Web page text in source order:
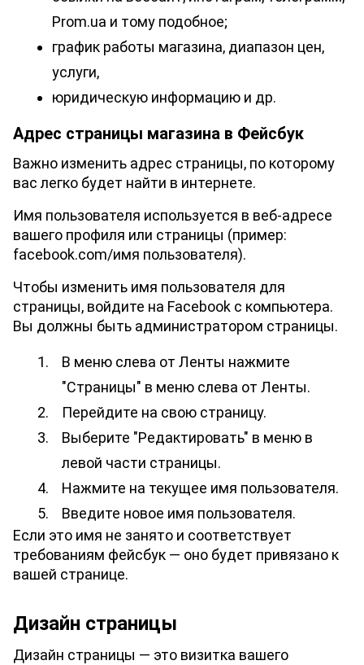
Prom.ua и тому подобное;
график работы магазина, диапазон цен,
услуги,
юридическую информацию и др.
Адрес страницы магазина в Фейсбук
Важно изменить адрес страницы, по которому
вас легко будет найти в интернете.
Имя пользователя используется в веб-адресе
вашего профиля или страницы (пример:
facebook.com/имя пользователя).
Чтобы изменить имя пользователя для
страницы, войдите на Facebook с компьютера.
Вы должны быть администратором страницы.
В меню слева от Ленты нажмите
"Страницы" в меню слева от Ленты.
Перейдите на свою страницу.
Выберите "Редактировать" в меню в
левой части страницы.
Нажмите на текущее имя пользователя.
Введите новое имя пользователя.
Если это имя не занято и соответствует
требованиям фейсбук — оно будет привязано к
вашей странице.
Дизайн страницы
Дизайн страницы — это визитка вашего